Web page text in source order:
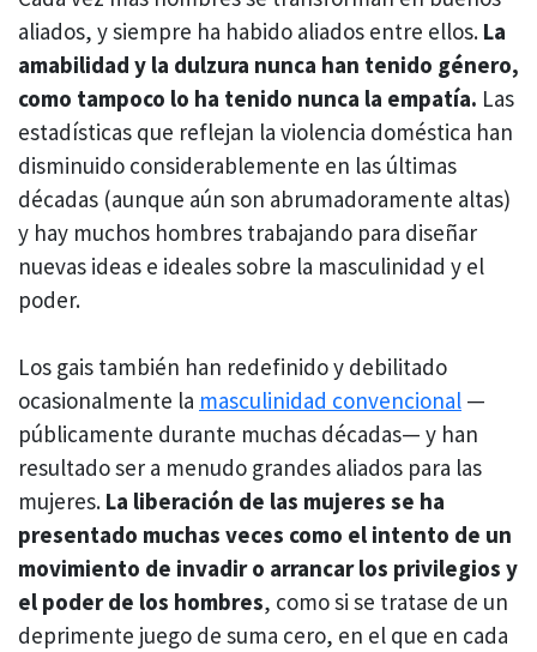
aliados, y siempre ha habido aliados entre ellos. La
amabilidad y la dulzura nunca han tenido género,
como tampoco lo ha tenido nunca la empatía. Las
estadísticas que reflejan la violencia doméstica han
disminuido considerablemente en las últimas
décadas (aunque aún son abrumadoramente altas)
y hay muchos hombres trabajando para diseñar
nuevas ideas e ideales sobre la masculinidad y el
poder.
Los gais también han redefinido y debilitado
ocasionalmente la masculinidad convencional —
públicamente durante muchas décadas— y han
resultado ser a menudo grandes aliados para las
mujeres. La liberación de las mujeres se ha
presentado muchas veces como el intento de un
movimiento de invadir o arrancar los privilegios y
el poder de los hombres, como si se tratase de un
deprimente juego de suma cero, en el que en cada